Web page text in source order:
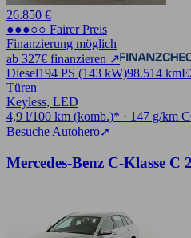
26.850 €
●●●○○ Fairer Preis
Finanzierung möglich
ab 327€ finanzieren ↗
Diesel194 PS (143 kW)98.514 km
Türen
Keyless, LED
4,9 l/100 km (komb.)* · 147 g/km
Besuche Autohero➚
Mercedes-Benz C-Klasse